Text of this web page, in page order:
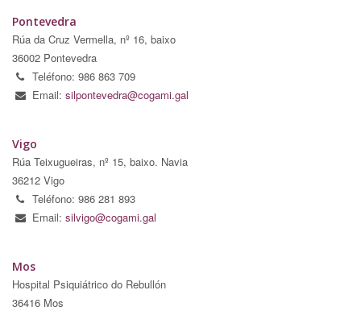
Pontevedra
Rúa da Cruz Vermella, nº 16, baixo
36002 Pontevedra
Teléfono: 986 863 709
Email: silpontevedra@cogami.gal
Vigo
Rúa Teixugueiras, nº 15, baixo. Navia
36212 Vigo
Teléfono: 986 281 893
Email: silvigo@cogami.gal
Mos
Hospital Psiquiátrico do Rebullón
36416 Mos